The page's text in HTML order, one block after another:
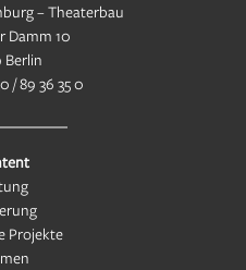
– Theaterbau
Damm 10
Berlin
/ 89 36 35 0
Projekte